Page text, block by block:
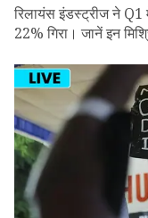
रिलायंस इंडस्ट्रीज ने Q1
22% गिरा। जानें इन